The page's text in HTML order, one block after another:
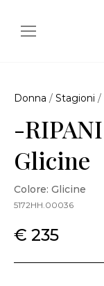
Donna / Stagioni /
-
Glicine
Colore: Glicine
5172HH.00036
€ 235